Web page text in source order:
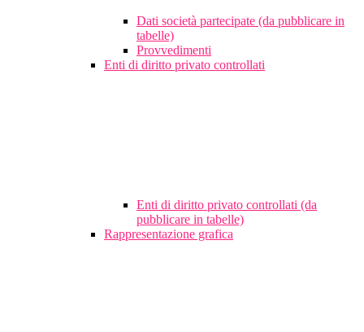
Dati società partecipate (da pubblicare in
tabelle)
Provvedimenti
Enti di diritto privato controllati
Enti di diritto privato controllati (da
pubblicare in tabelle)
Rappresentazione grafica